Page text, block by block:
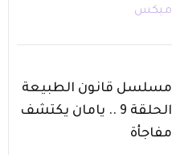
ميكس
مسلسل قانون الطبيعة
الحلقة 9 .. يامان يكتشف
مفاجأة